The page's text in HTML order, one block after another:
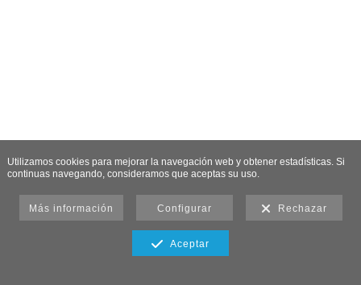
Utilizamos cookies para mejorar la navegación web y obtener estadísticas. Si
continuas navegando, consideramos que aceptas su uso.
Más información Configurar Rechazar
Aceptar